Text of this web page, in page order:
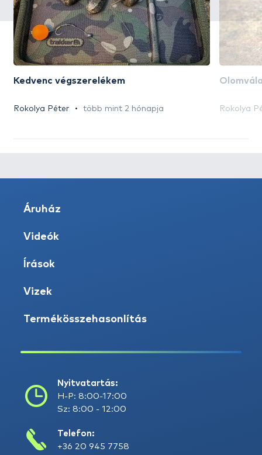
Kedvenc végszerelékem
Rokolya Péter több mint 2 hónapja Rokolya
Áruház
Videók
Írások
Vizek
Termékösszehasonlítás
Nyitvatartás:
H-P: 8:00-17:00
Sz: 8:00 - 12:00
Telefon:
+36 20 945 7758